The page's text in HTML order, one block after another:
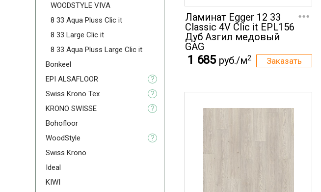
Ламинат Egger 12 33
Classic 4V Clic it EPL156
Дуб Азгил медовый
GAG
...
1 685 руб./м2
WOODSTYLE VIVA
8 33 Aqua Pluss Clic it
8 33 Large Clic it
8 33 Aqua Pluss Large Clic it
Bonkeel
EPI ALSAFLOOR
?
Swiss Krono Tex
?
KRONO SWISSE
?
Bohofloor
WoodStyle
?
Swiss Krono
Ideal
KIWI